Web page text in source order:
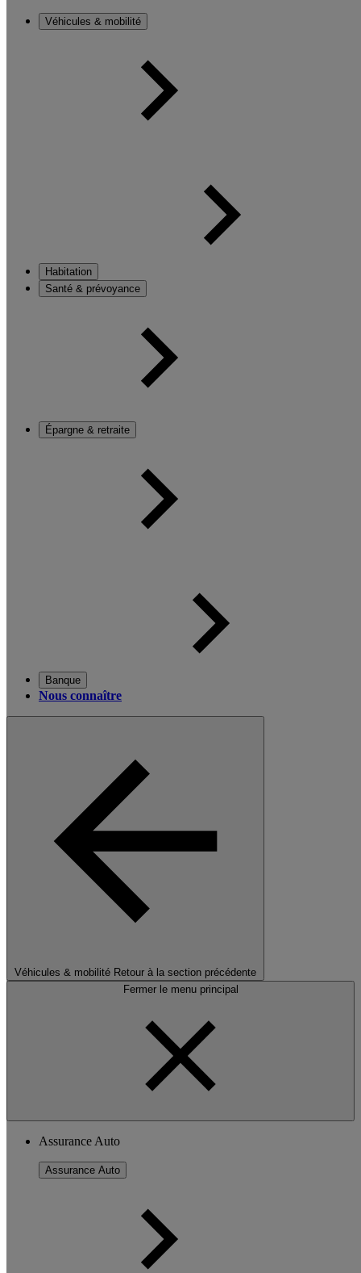
Véhicules & mobilité
Habitation
Santé & prévoyance
Épargne & retraite
Banque
Nous connaître
Véhicules & mobilité Retour à la section précédente
Fermer le menu principal
Assurance Auto
Assurance Auto